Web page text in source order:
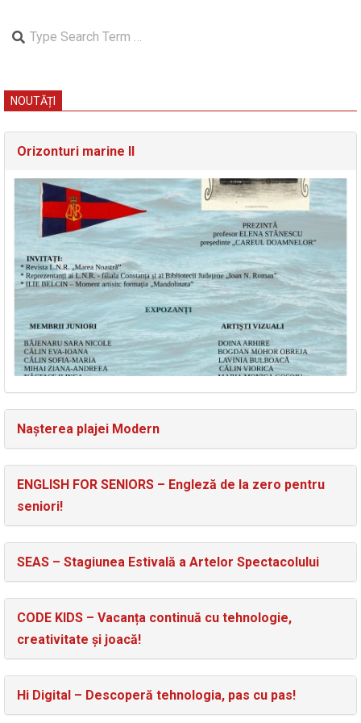
Search
NOUTĂȚI
Orizonturi marine II
Nașterea plajei Modern
ENGLISH FOR SENIORS – Engleză de la zero pentru
seniori!
SEAS – Stagiunea Estivală a Artelor Spectacolului
CODE KIDS – Vacanța continuă cu tehnologie,
creativitate și joacă!
Hi Digital – Descoperă tehnologia, pas cu pas!